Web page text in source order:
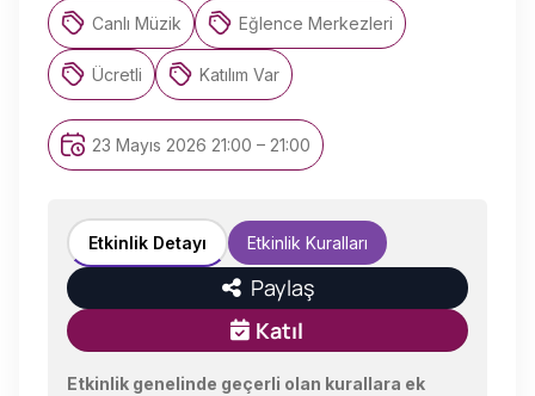
Canlı Müzik Eğlence Merkezleri
Ücretli Katılım Var
23 Mayıs 2026 21:00 – 21:00
Etkinlik Detayı Etkinlik Kuralları
Paylaş
Katıl
Etkinlik genelinde geçerli olan kurallara ek